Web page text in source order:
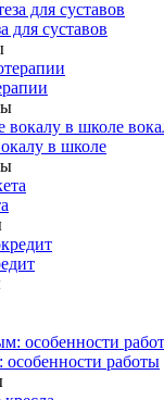
для суставов
в школе
работы